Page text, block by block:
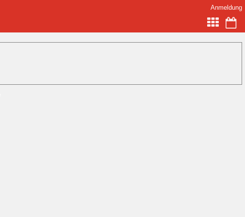
Anmeldung